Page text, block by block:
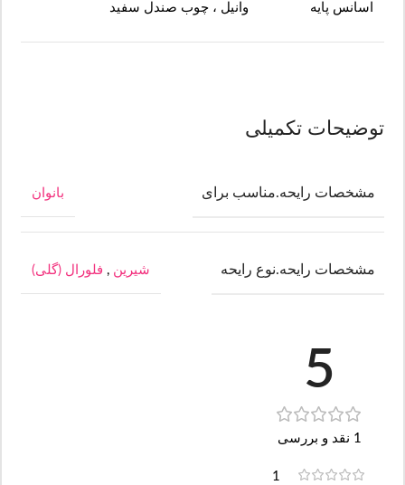
اسانس پایه وانیل ، چوب صندل سفید
توضیحات تکمیلی
مشخصات رایحه.مناسب برای بانوان
مشخصات رایحه.نوع رایحه شیرین , فلورال (گلی)
5
1 نقد و بررسی
1